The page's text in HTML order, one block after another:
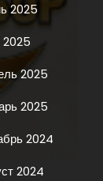
2025
2025
2025
2024
2024